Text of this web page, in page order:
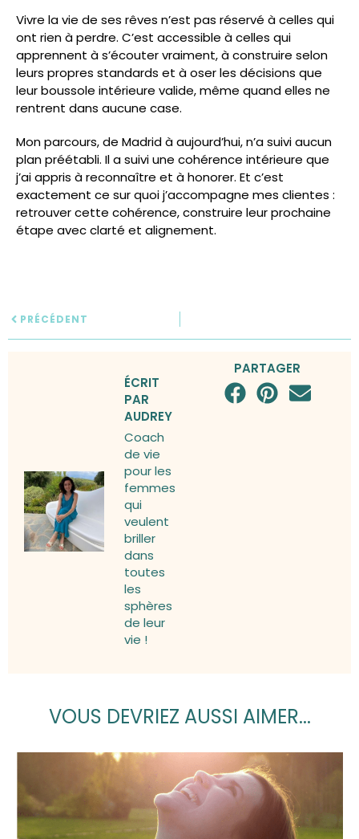
Vivre la vie de ses rêves n’est pas réservé à celles qui
ont rien à perdre. C’est accessible à celles qui
apprennent à s’écouter vraiment, à construire selon
leurs propres standards et à oser les décisions que
leur boussole intérieure valide, même quand elles ne
rentrent dans aucune case.
Mon parcours, de Madrid à aujourd’hui, n’a suivi aucun
plan préétabli. Il a suivi une cohérence intérieure que
j’ai appris à reconnaître et à honorer. Et c’est
exactement ce sur quoi j’accompagne mes clientes :
retrouver cette cohérence, construire leur prochaine
étape avec clarté et alignement.
PRÉCÉDENT
ÉCRIT
PAR
AUDREY
Coach
de vie
pour les
femmes
qui
veulent
briller
dans
toutes
les
sphères
de leur
vie !
PARTAGER
VOUS DEVRIEZ AUSSI AIMER...